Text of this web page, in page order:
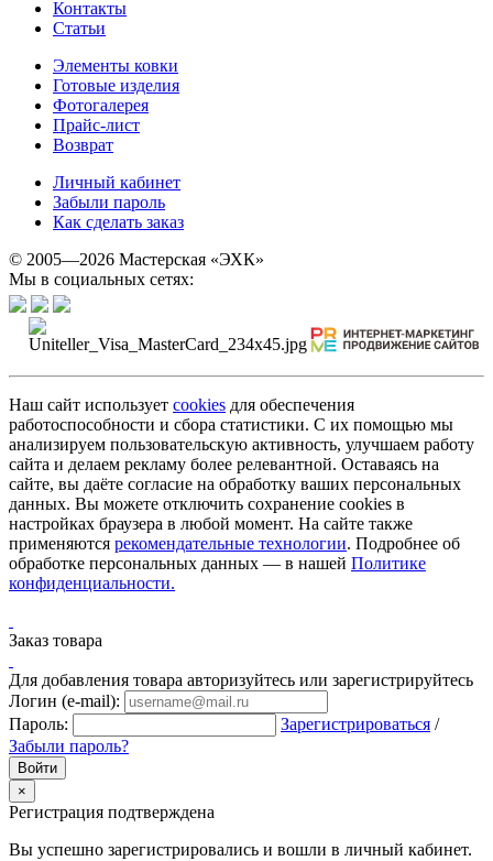
Контакты
Статьи
Элементы ковки
Готовые изделия
Фотогалерея
Прайс-лист
Возврат
Личный кабинет
Забыли пароль
Как сделать заказ
© 2005—2026 Мастерская «ЭХК»
Мы в социальных сетях:
Наш сайт использует cookies для обеспечения
работоспособности и сбора статистики. С их помощью мы
анализируем пользовательскую активность, улучшаем работу
сайта и делаем рекламу более релевантной. Оставаясь на
сайте, вы даёте согласие на обработку ваших персональных
данных. Вы можете отключить сохранение cookies в
настройках браузера в любой момент. На сайте также
применяются рекомендательные технологии. Подробнее об
обработке персональных данных — в нашей Политике
конфиденциальности.
Заказ товара
Для добавления товара авторизуйтесь или зарегистрируйтесь
Логин (e-mail):
Пароль:
Зарегистрироваться /
Забыли пароль?
×
Регистрация подтверждена
Вы успешно зарегистрировались и вошли в личный кабинет.